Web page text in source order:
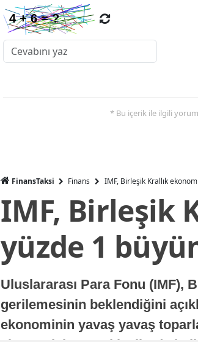
* Bu içerik ile ilgili
FinansTaksi Finans IMF, Birleşik Krallık
IMF, Birleşik
yüzde 1
Uluslararası Para Fonu (IMF),
gerilemesinin beklendiğini
ekonominin yavaş yavaş